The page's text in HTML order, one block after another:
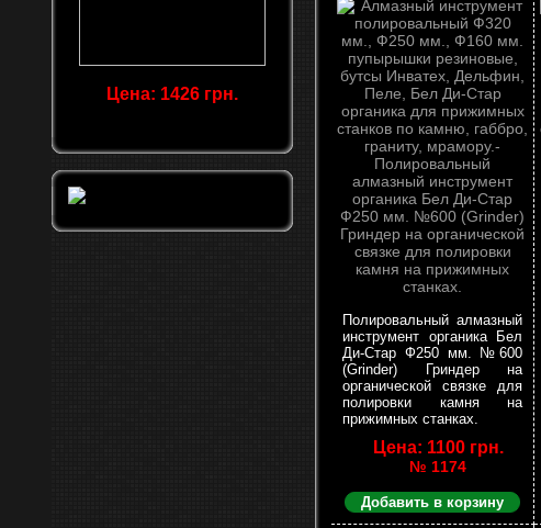
Цена: 1426 грн.
Полировальный алмазный
инструмент органика Бел
Ди-Стар Ф250 мм. №600
(Grinder) Гриндер на
органической связке для
полировки камня на
прижимных станках.
Цена: 1100 грн.
№ 1174
Добавить в корзину